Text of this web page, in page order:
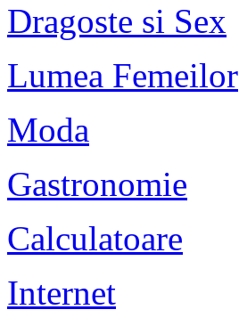
Dragoste si Sex
Lumea Femeilor
Moda
Gastronomie
Calculatoare
Internet